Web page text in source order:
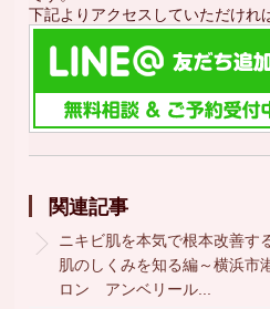
下記よりアクセスしていただけれ
関連記事
ニキビ肌を本気で根本改善す
肌のしくみを知る編～横浜市
ロン アンベリール...